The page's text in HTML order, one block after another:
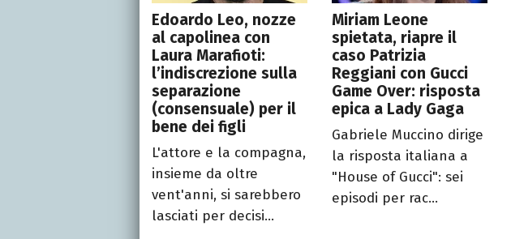
Edoardo Leo, nozze
al capolinea con
Laura Marafioti:
l’indiscrezione sulla
separazione
(consensuale) per il
bene dei figli
L'attore e la compagna,
insieme da oltre
vent'anni, si sarebbero
lasciati per decisi...
Miriam Leone
spietata, riapre il
caso Patrizia
Reggiani con Gucci
Game Over: risposta
epica a Lady Gaga
Gabriele Muccino dirige
la risposta italiana a
"House of Gucci": sei
episodi per rac...